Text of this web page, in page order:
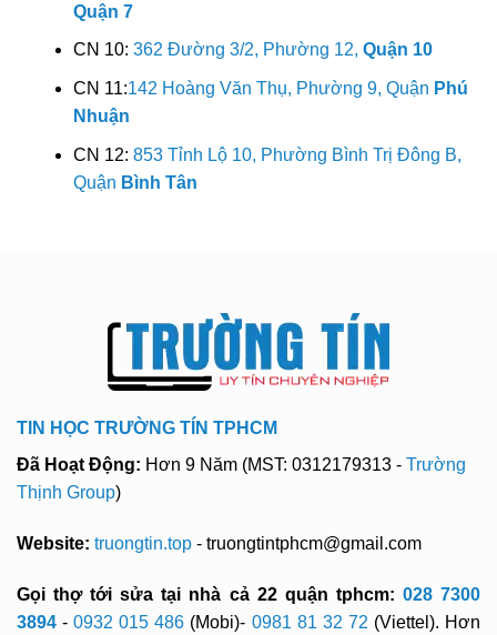
Quận 7
CN 10: 362 Đường 3/2, Phường 12, Quận 10
CN 11:142 Hoàng Văn Thụ, Phường 9, Quận Phú
Nhuận
CN 12: 853 Tỉnh Lộ 10, Phường Bình Trị Đông B,
Quận Bình Tân
TIN HỌC TRƯỜNG TÍN TPHCM
Đã Hoạt Động: Hơn 9 Năm (MST: 0312179313 - Trường
Thịnh Group)
Website: truongtin.top - truongtintphcm@gmail.com
Gọi thợ tới sửa tại nhà cả 22 quận tphcm: 028 7300
3894-0932 015 486 (Mobi)- 0981 81 32 72 (Viettel). Hơn